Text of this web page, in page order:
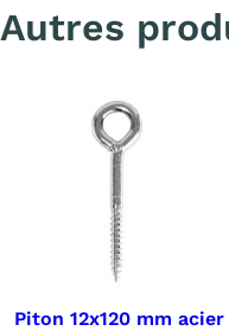
Autres
Piton 12x120 mm acier